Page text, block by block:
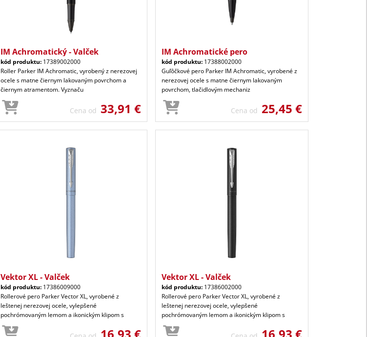
IM Achromatický - Valček
kód produktu: 17389002000
Roller Parker IM Achromatic, vyrobený z nerezovej
ocele s matne čiernym lakovaným povrchom a
čiernym atramentom. Vyznaču
Cena od 33,91 €
IM Achromatické pero
kód produktu: 17388002000
Guľôčkové pero Parker IM Achromatic, vyrobené z
nerezovej ocele s matne čiernym lakovaným
povrchom, tlačidlovým mechaniz
Cena od 25,45 €
Vektor XL - Valček
kód produktu: 17386009000
Rollerové pero Parker Vector XL, vyrobené z
leštenej nerezovej ocele, vylepšené
pochrómovaným lemom a ikonickým klipom s
Vektor XL - Valček
kód produktu: 17386002000
Rollerové pero Parker Vector XL, vyrobené z
leštenej nerezovej ocele, vylepšené
pochrómovaným lemom a ikonickým klipom s